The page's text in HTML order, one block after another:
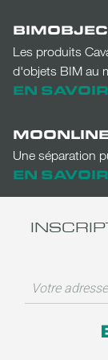
Les produits
d'objets BIM au
EN
Une séparation
EN